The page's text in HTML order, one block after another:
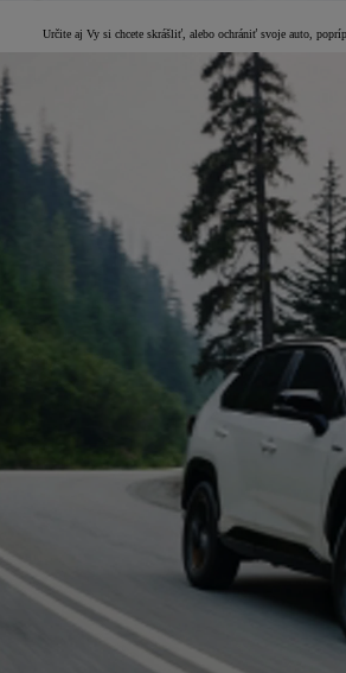
Určite aj Vy si chcete skrášliť, alebo ochrániť svoje auto,